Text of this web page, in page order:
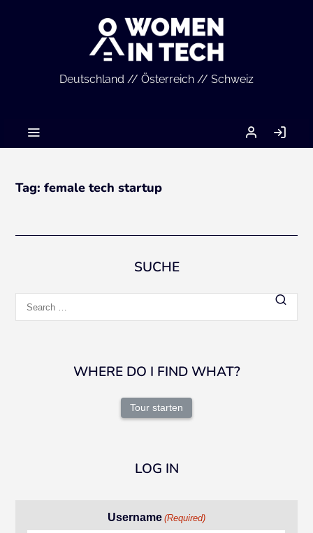
Deutschland // Österreich // Schweiz
MEIN
ACCOUNT
IN
Tag:female tech startup
SUCHE
for:
WHERE DO I FIND WHAT?
Tour starten
LOG IN
Username (Required)